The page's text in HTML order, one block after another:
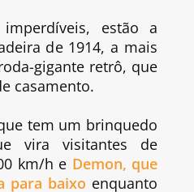
estão a
de 1914, a mais
gigante retrô, que
casamento.
tem um brinquedo
vira visitantes de
km/h e Demon, que
para baixo enquanto